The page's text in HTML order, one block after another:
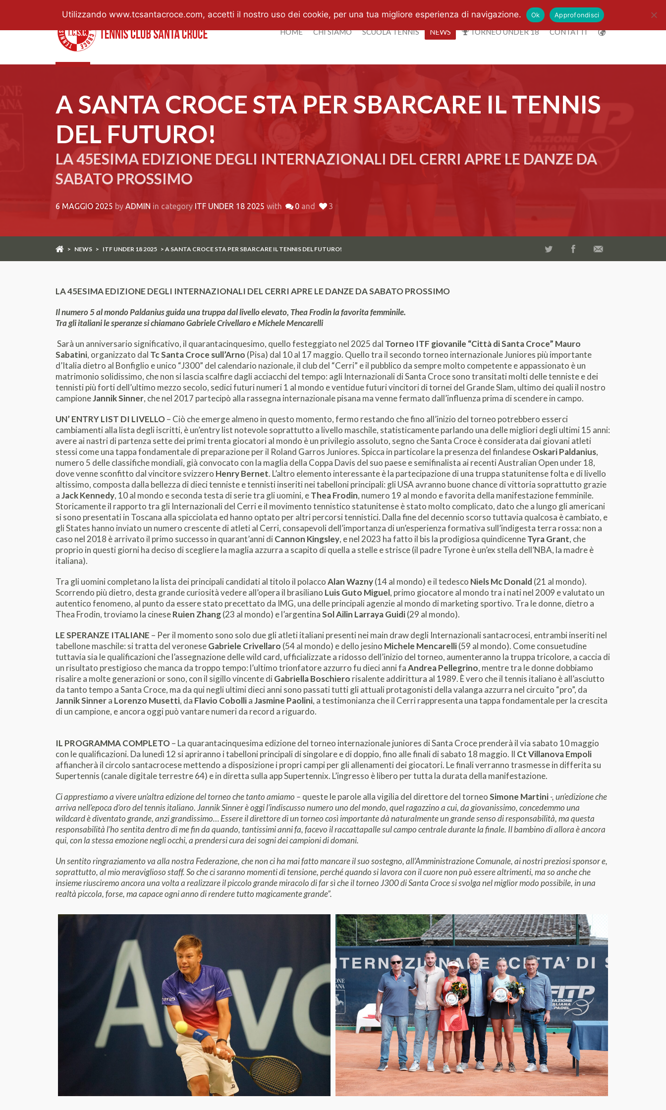
HOME CHI SIAMO SCUOLA TENNIS NEWS TORNEO UNDER 18 CONTATTI
A SANTA CROCE STA PER SBARCARE IL TENNIS
DEL FUTURO!
LA 45ESIMA EDIZIONE DEGLI INTERNAZIONALI DEL CERRI APRE LE DANZE DA
SABATO PROSSIMO
6 MAGGIO 2025 by ADMIN in category ITF UNDER 18 2025 with 0 and 3
> NEWS > ITF UNDER 18 2025 > A SANTA CROCE STA PER SBARCARE IL TENNIS DEL FUTURO!
LA 45ESIMA EDIZIONE DEGLI INTERNAZIONALI DEL CERRI APRE LE DANZE DA SABATO PROSSIMO
Il numero 5 al mondo Paldanius guida una truppa dal livello elevato, Thea Frodin la favorita femminile.
Tra gli italiani le speranze si chiamano Gabriele Crivellaro e Michele Mencarelli
Sarà un anniversario significativo, il quarantacinquesimo, quello festeggiato nel 2025 dal Torneo ITF giovanile “Città di Santa Croce” Mauro
Sabatini, organizzato dal Tc Santa Croce sull’Arno (Pisa) dal 10 al 17 maggio. Quello tra il secondo torneo internazionale Juniores più importante
d’Italia dietro al Bonfiglio e unico “J300” del calendario nazionale, il club del “Cerri” e il pubblico da sempre molto competente e appassionato è un
matrimonio solidissimo, che non si lascia scalfire dagli acciacchi del tempo: agli Internazionali di Santa Croce sono transitati molti delle tenniste e dei
tennisti più forti dell’ultimo mezzo secolo, sedici futuri numeri 1 al mondo e ventidue futuri vincitori di tornei del Grande Slam, ultimo dei quali il nostro
campioneJannik Sinner, che nel 2017 partecipò alla rassegna internazionale pisana ma venne fermato dall’influenza prima di scendere in campo.
UN’ ENTRY LIST DI LIVELLO– Ciò che emerge almeno in questo momento, fermo restando che fino all’inizio del torneo potrebbero esserci
cambiamenti alla lista degli iscritti, è un’entry list notevole soprattutto a livello maschile, statisticamente parlando una delle migliori degli ultimi 15 anni:
avere ai nastri di partenza sette dei primi trenta giocatori al mondo è un privilegio assoluto, segno che Santa Croce è considerata dai giovani atleti
stessi come una tappa fondamentale di preparazione per il Roland Garros Juniores. Spicca in particolare la presenza del finlandeseOskari Paldanius,
numero 5 delle classifiche mondiali, già convocato con la maglia della Coppa Davis del suo paese e semifinalista ai recenti Australian Open under 18,
dove venne sconfitto dal vincitore svizzero Henry Bernet. L’altro elemento interessante è la partecipazione di una truppa statunitense folta e di livello
altissimo, composta dalla bellezza di dieci tenniste e tennisti inseriti nei tabelloni principali: gli USA avranno buone chance di vittoria soprattutto grazie
aJack Kennedy, 10 al mondo e seconda testa di serie tra gli uomini, eThea Frodin, numero 19 al mondo e favorita della manifestazione femminile.
Storicamente il rapporto tra gli Internazionali del Cerri e il movimento tennistico statunitense è stato molto complicato, dato che a lungo gli americani
si sono presentati in Toscana alla spicciolata ed hanno optato per altri percorsi tennistici. Dalla fine del decennio scorso tuttavia qualcosa è cambiato, e
gli States hanno inviato un numero crescente di atleti al Cerri, consapevoli dell’importanza di un’esperienza formativa sull’indigesta terra rossa: non a
caso nel 2018 è arrivato il primo successo in quarant’anni diCannon Kingsley, e nel 2023 ha fatto il bis la prodigiosa quindicenneTyra Grant, che
proprio in questi giorni ha deciso di scegliere la maglia azzurra a scapito di quella a stelle e strisce (il padre Tyrone è un’ex stella dell’NBA, la madre è
italiana).
Tra gli uomini completano la lista dei principali candidati al titolo il polaccoAlan Wazny(14 al mondo) e il tedesco Niels Mc Donald (21 al mondo).
Scorrendo più dietro, desta grande curiosità vedere all’opera il brasiliano Luis Guto Miguel, primo giocatore al mondo tra i nati nel 2009 e valutato un
autentico fenomeno, al punto da essere stato precettato da IMG, una delle principali agenzie al mondo di marketing sportivo. Tra le donne, dietro a
Thea Frodin, troviamo la cineseRuien Zhang(23 al mondo) e l’argentinaSol Ailin Larraya Guidi(29 al mondo).
LE SPERANZE ITALIANE – Per il momento sono solo due gli atleti italiani presenti nei main draw degli Internazionali santacrocesi, entrambi inseriti nel
tabellone maschile: si tratta del veroneseGabriele Crivellaro (54 al mondo) e dello jesino Michele Mencarelli(59 al mondo). Come consuetudine
tuttavia sia le qualificazioni che l’assegnazione delle wild card, ufficializzate a ridosso dell’inizio del torneo, aumenteranno la truppa tricolore, a caccia di
un risultato prestigioso che manca da troppo tempo: l’ultimo trionfatore azzurro fu dieci anni faAndrea Pellegrino, mentre tra le donne dobbiamo
risalire a molte generazioni or sono, con il sigillo vincente diGabriella Boschiero risalente addirittura al 1989. È vero che il tennis italiano è all’asciutto
da tanto tempo a Santa Croce, ma da qui negli ultimi dieci anni sono passati tutti gli attuali protagonisti della valanga azzurra nel circuito “pro”, da
Jannik Sinnera Lorenzo Musetti, da Flavio CobolliaJasmine Paolini, a testimonianza che il Cerri rappresenta una tappa fondamentale per la crescita
di un campione, e ancora oggi può vantare numeri da record a riguardo.
IL PROGRAMMA COMPLETO– La quarantacinquesima edizione del torneo internazionale juniores di Santa Croce prenderà il via sabato 10 maggio
con le qualificazioni. Da lunedì 12 si apriranno i tabelloni principali di singolare e di doppio, fino alle finali di sabato 18 maggio. Il Ct Villanova Empoli
affiancherà il circolo santacrocese mettendo a disposizione i propri campi per gli allenamenti dei giocatori. Le finali verranno trasmesse in differita su
Supertennis (canale digitale terrestre 64) e in diretta sulla app Supertennix. L’ingresso è libero per tutta la durata della manifestazione.
Ci apprestiamo a vivere un’altra edizione del torneo che tanto amiamo – queste le parole alla vigilia del direttore del torneoSimone Martini-, un’edizione che
arriva nell’epoca d’oro del tennis italiano. Jannik Sinner è oggi l’indiscusso numero uno del mondo, quel ragazzino a cui, da giovanissimo, concedemmo una
wildcard è diventato grande, anzi grandissimo… Essere il direttore di un torneo così importante dà naturalmente un grande senso di responsabilità, ma questa
responsabilità l’ho sentita dentro di me fin da quando, tantissimi anni fa, facevo il raccattapalle sul campo centrale durante la finale. Il bambino di allora è ancora
qui, con la stessa emozione negli occhi, a prendersi cura dei sogni dei campioni di domani.
Un sentito ringraziamento va alla nostra Federazione, che non ci ha mai fatto mancare il suo sostegno, all’Amministrazione Comunale, ai nostri preziosi sponsor e,
soprattutto, al mio meraviglioso staff. So che ci saranno momenti di tensione, perché quando si lavora con il cuore non può essere altrimenti, ma so anche che
insieme riusciremo ancora una volta a realizzare il piccolo grande miracolo di far sì che il torneo J300 di Santa Croce si svolga nel miglior modo possibile, in una
realtà piccola, forse, ma capace ogni anno di rendere tutto magicamente grande”.
Utilizzando www.tcsantacroce.com, accetti il nostro uso dei cookie, per una tua migliore esperienza di navigazione. Ok Approfondisci